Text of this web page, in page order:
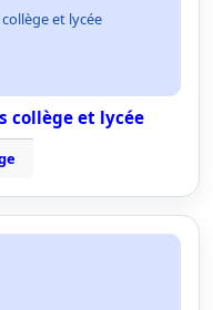
et lycée
collège et lycée